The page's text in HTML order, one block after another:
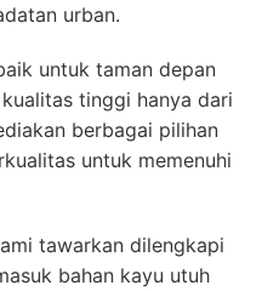
urban.
untuk taman depan
tinggi hanya dari
berbagai pilihan
untuk memenuhi
tawarkan dilengkapi
bahan kayu utuh